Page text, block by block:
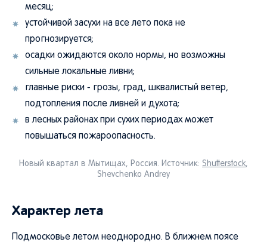
месяц;
устойчивой засухи на все лето пока не
прогнозируется;
осадки ожидаются около нормы, но возможны
сильные локальные ливни;
главные риски - грозы, град, шквалистый ветер,
подтопления после ливней и духота;
в лесных районах при сухих периодах может
повышаться пожароопасность.
Новый квартал в Мытищах, Россия. Источник: Shutterstock,
Shevchenko Andrey
Характер лета
Подмосковье летом неоднородно. В ближнем поясе